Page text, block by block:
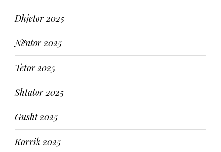
Dhjetor 2025
Nëntor 2025
Tetor 2025
Shtator 2025
Gusht 2025
Korrik 2025